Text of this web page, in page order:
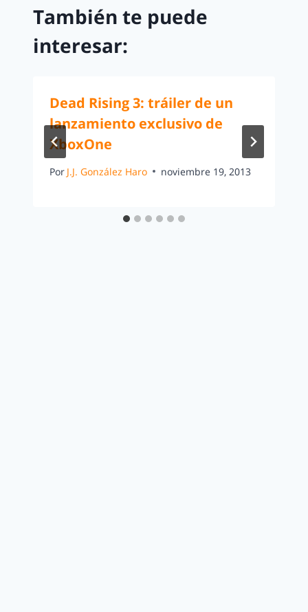
También te puede
interesar:
Dead Rising 3: tráiler de un
lanzamiento exclusivo de
XboxOne
Por J.J. González Haro noviembre 19, 2013